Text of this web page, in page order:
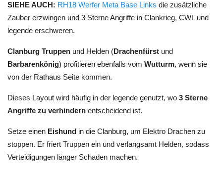
SIEHE AUCH: RH18 Werfer Meta Base Links die zusätzliche
Zauber erzwingen und 3 Sterne Angriffe in Clankrieg, CWL und
legende erschweren.
Clanburg Truppen und Helden (Drachenfürst und
Barbarenkönig) profitieren ebenfalls vom Wutturm, wenn sie
von der Rathaus Seite kommen.
Dieses Layout wird häufig in der legende genutzt, wo 3 Sterne
Angriffe zu verhindern entscheidend ist.
Setze einen Eishund in die Clanburg, um Elektro Drachen zu
stoppen. Er friert Truppen ein und verlangsamt Helden, sodass
Verteidigungen länger Schaden machen.